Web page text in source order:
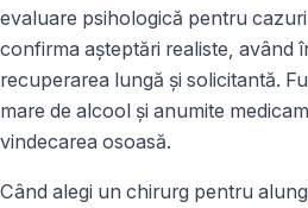
evaluare psihologică pentru
confirma așteptări realiste, având
recuperarea lungă și solicitantă.
mare de alcool și anumite
vindecarea osoasă.
Când alegi un chirurg pentru